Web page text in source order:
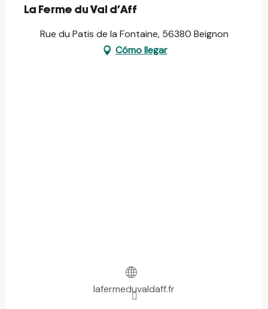
La Ferme du Val d'Aff
Rue du Patis de la Fontaine, 56380 Beignon
Cómo llegar
lafermeduvaldaff.fr